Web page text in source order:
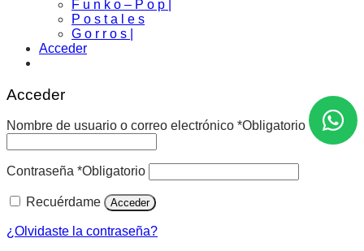
F u n k o – P o p |
P o s t a l e s
G o r r o s |
Acceder
Acceder
Nombre de usuario o correo electrónico *Obligatorio
Contraseña *Obligatorio
Recuérdame Acceder
¿Olvidaste la contraseña?